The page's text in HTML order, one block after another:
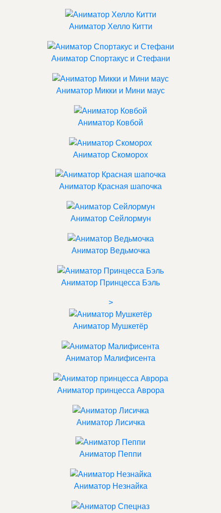
Аниматор Хелло Китти
Аниматор Спортакус и Стефани
Аниматор Микки и Мини маус
Аниматор Ковбой
Аниматор Скоморох
Аниматор Красная шапочка
Аниматор Сейлормун
Аниматор Ведьмочка
Аниматор Принцесса Бэль
>
Аниматор Мушкетёр
Аниматор Малифисента
Аниматор принцесса Аврора
Аниматор Лисичка
Аниматор Пеппи
Аниматор Незнайка